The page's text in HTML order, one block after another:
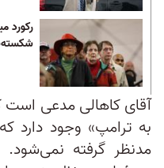
رکورد
آقای کاهالی مدعی است
به ترامپ» وجود دارد
مدنظر گرفته